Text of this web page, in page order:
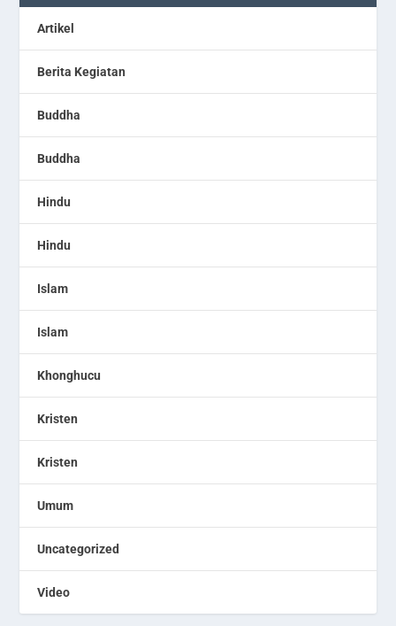
Artikel
Berita Kegiatan
Buddha
Buddha
Hindu
Hindu
Islam
Islam
Khonghucu
Kristen
Kristen
Umum
Uncategorized
Video